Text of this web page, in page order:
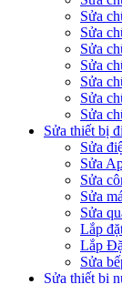
Sửa
Sửa
Sửa
Sửa
Sửa
Sửa
Sửa
Sửa thiết bị
Sửa
Sửa
Sửa
Sửa
Sửa
Lắp
Lắp
Sửa
Sửa thiết bị